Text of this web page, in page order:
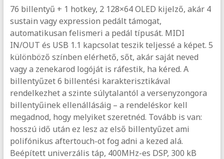
76 billentyű + 1 hotkey, 2 128×64 OLED kijelző, akár 4
sustain vagy expression pedált támogat,
automatikusan felismeri a pedál típusát. MIDI
IN/OUT és USB 1.1 kapcsolat teszik teljessé a képet. 5
különböző színben elérhető, sőt, akár saját neved
vagy a zenekarod logóját is ráfestik, ha kéred. A
billentyűzet 6 billentési karakterisztikával
rendelkezhet a szinte súlytalantól a versenyzongora
billentyűinek ellenállásáig – a rendeléskor kell
megadnod, hogy melyiket szeretnéd. Tovább is van:
hosszú idő után ez lesz az első billentyűzet ami
polifónikus aftertouch-ot fog adni a kezed alá.
Beépített univerzális táp, 400MHz-es DSP, 300 kB